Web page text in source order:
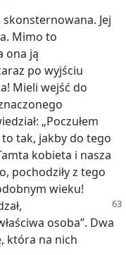
Jej
Mimo to
ona ją
po wyjściu
Mieli wejść do
„Poczułem
to tak, jakby do tego
kobieta i nasza
pochodziły z tego
wieku!
osoba”. Dwa
która na nich